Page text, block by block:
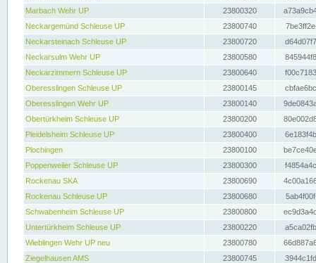
Marbach Wehr UP
23800320
Neckargemünd Schleuse UP
23800740
Neckarsteinach Schleuse UP
23800720
Neckarsulm Wehr UP
23800580
Neckarzimmern Schleuse UP
23800640
Oberesslingen Schleuse UP
23800145
Oberesslingen Wehr UP
23800140
Obertürkheim Schleuse UP
23800200
Pleidelsheim Schleuse UP
23800400
Plochingen
23800100
Poppenweiler Schleuse UP
23800300
Rockenau SKA
23800690
Rockenau Schleuse UP
23800680
Schwabenheim Schleuse UP
23800800
Untertürkheim Schleuse UP
23800220
Wieblingen Wehr UP neu
23800780
Ziegelhausen AMS
23800745